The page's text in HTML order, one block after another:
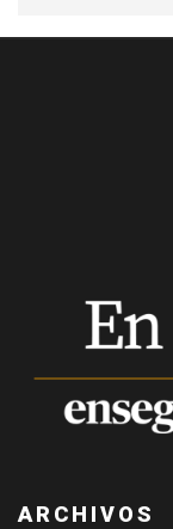
ARCHIVOS